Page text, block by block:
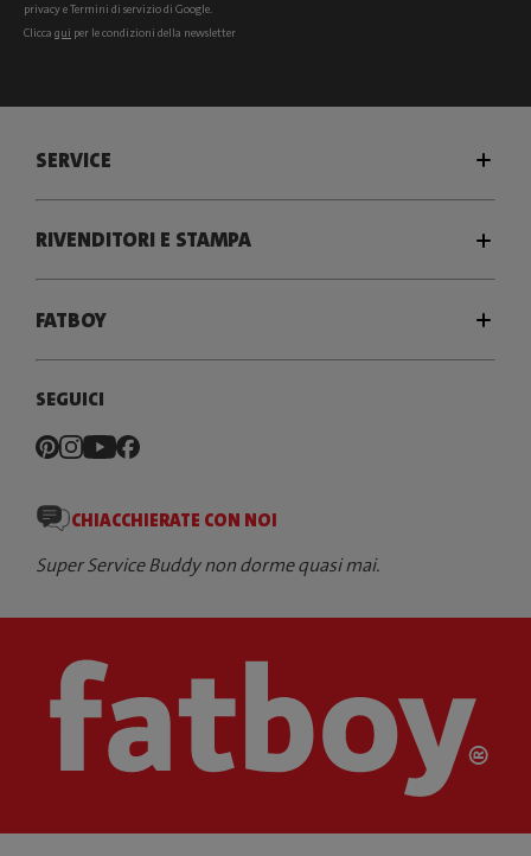
privacyeTermini di serviziodi Google.
Clicca qui per le condizioni della newsletter
SERVICE
RIVENDITORI E STAMPA
FATBOY
SEGUICI
CHIACCHIERATE CON NOI
Super Service Buddy non dorme quasi mai.